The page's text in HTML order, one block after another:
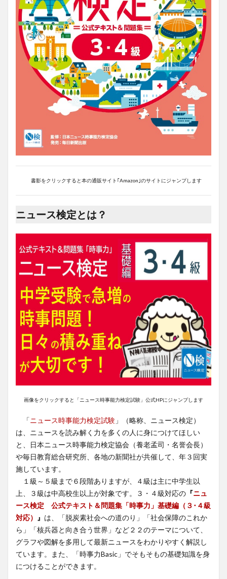
書影をクリックすると本の通販サイト｢Amazon｣のサイトにジャンプします
ニュース検定とは？
画像をクリックすると「ニュース時事能力検定試験」公式HPにジャンプします
「ニュース時事能力検定試験 」（略称、ニュース検定）
は、ニュースを読み解く力を多くの人に身につけてほしい
と、日本ニュース時事能力検定協会（養老孟司・名誉会長）
や毎日教育総合研究所、各地の新聞社が共催して、年３回実
施しています。
１級～５級まで６段階ありますが、４級は主に中学生以
上、３級は中高校生以上が対象です。３・４級対応の 『ニュ
ース検定 公式テキスト＆問題集「時事力」基礎編（３･４級
対応）
』 は、「脱炭素社会への道のり」「社会保障のこれか
ら」「核兵器と向き合う世界」など２２のテーマについて、
グラフや図解を多用して最新ニュースをわかりやすく解説し
ています。また、「時事力Basic」でそもそもの基礎知識を身
につけることができます。